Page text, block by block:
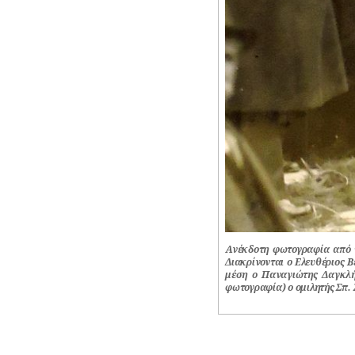
Ανέκδοτη φωτογραφία από
Διακρίνονται ο Ελευθέριος
μέση ο Παναγιώτης
φωτογραφία) ο ομιλητής Σπ.